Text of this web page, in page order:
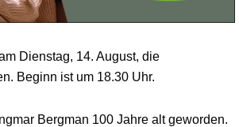
Dienstag, 14. August, die
Beginn ist um 18.30 Uhr.
Bergman 100 Jahre alt geworden.